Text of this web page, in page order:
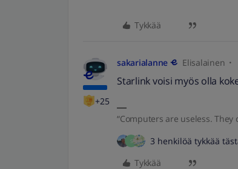
Tykkää
+25
sakarialanne Elisalainen
Starlink voisi myös olla
“Computers are useless.
S
3 henkilöä tykkää
Tykkää